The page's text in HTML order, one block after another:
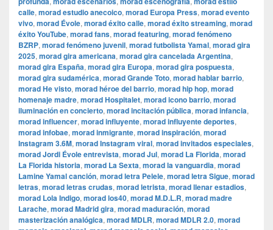
calle, morad estudio anecoico, morad Europa Press, morad evento
vivo, morad Évole, morad éxito calle, morad éxito streaming, morad
éxito YouTube, morad fans, morad featuring, morad fenómeno
BZRP, morad fenómeno juvenil, morad futbolista Yamal, morad gira
2025, morad gira americana, morad gira cancelada Argentina,
morad gira España, morad gira Europa, morad gira pospuesta,
morad gira sudamérica, morad Grande Toto, morad hablar barrio,
morad He visto, morad héroe del barrio, morad hip hop, morad
homenaje madre, morad Hospitalet, morad icono barrio, morad
iluminación en concierto, morad incitación pública, morad infancia,
morad influencer, morad influyente, morad influyente deportes,
morad infobae, morad inmigrante, morad inspiración, morad
Instagram 3.6M, morad Instagram viral, morad invitados especiales,
morad Jordi Évole entrevista, morad Jul, morad La Florida, morad
La Florida historia, morad La Sexta, morad la vanguardia, morad
Lamine Yamal canción, morad letra Pelele, morad letra Sigue, morad
letras, morad letras crudas, morad letrista, morad llenar estadios,
morad Lola Indigo, morad los40, morad M.D.L.R, morad madre
Larache, morad Madrid gira, morad maduración, morad
masterización analógica, morad MDLR, morad MDLR 2.0, morad